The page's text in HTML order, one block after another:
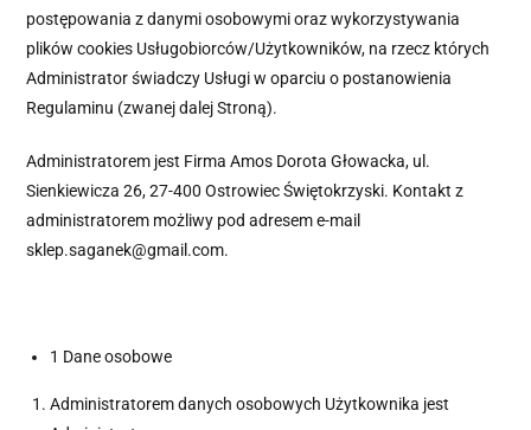
postępowania z danymi osobowymi oraz wykorzystywania
plików cookies Usługobiorców/Użytkowników, na rzecz których
Administrator świadczy Usługi w oparciu o postanowienia
Regulaminu (zwanej dalej Stroną).
Administratorem jest Firma Amos Dorota Głowacka, ul.
Sienkiewicza 26, 27-400 Ostrowiec Świętokrzyski. Kontakt z
administratorem możliwy pod adresem e-mail
sklep.saganek@gmail.com.
1 Dane osobowe
Administratorem danych osobowych Użytkownika jest